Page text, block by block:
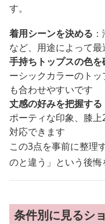
す。
着用シーンを決める
など、用途によって
手持ちトップスの色を
ーシックカラーのト
も合わせやすいです
丈感の好みを把握する
ポーティな印象、膝
対応できます
この3点を事前に整理
のと違う」という後悔
条件別に見るシ